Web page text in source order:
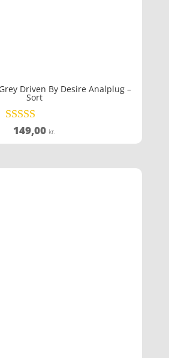
Driven By Desire Analplug –
Sort
Vurderet
4.2
149,00 kr.